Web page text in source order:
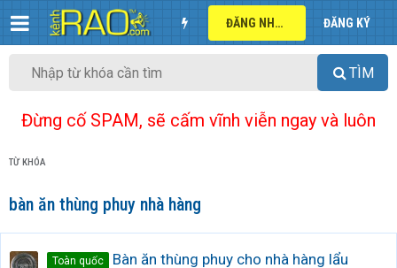
ĐĂNG NHẬP ĐĂNG KÝ
TÌM
Đừng cố SPAM, sẽ cấm vĩnh viễn ngay và luôn
TỪ KHÓA
bàn ăn thùng phuy nhà hàng
Toàn quốc
Bàn ăn thùng phuy cho nhà hàng lẩu